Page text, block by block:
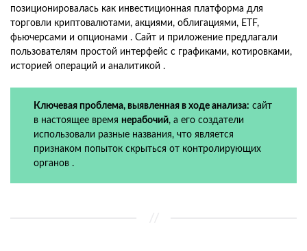
позиционировалась как инвестиционная платформа для
торговли криптовалютами, акциями, облигациями, ETF,
фьючерсами и опционами . Сайт и приложение предлагали
пользователям простой интерфейс с графиками, котировками,
историей операций и аналитикой .
Ключевая проблема, выявленная в ходе анализа: сайт
в настоящее время нерабочий, а его создатели
использовали разные названия, что является
признаком попыток скрыться от контролирующих
органов .